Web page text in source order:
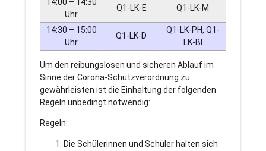
14:00 – 14:30
Uhr
Q1-LK-E Q1-LK-M
14:30 – 15:00
Uhr
Q1-LK-D
Q1-LK-PH, Q1-
LK-BI
Um den reibungslosen und sicheren Ablauf im
Sinne der Corona-Schutzverordnung zu
gewährleisten ist die Einhaltung der folgenden
Regeln unbedingt notwendig:
Regeln:
Die Schülerinnen und Schüler halten sich